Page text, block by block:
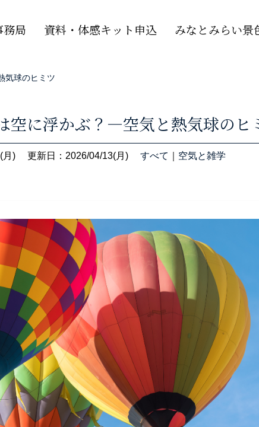
務局 資料・体感キット申込 みなとみらい景
気球のヒミツ
空に浮かぶ？―空気と熱気球のヒ
月) 更新日：2026/04/13(月) すべて 空気と雑学